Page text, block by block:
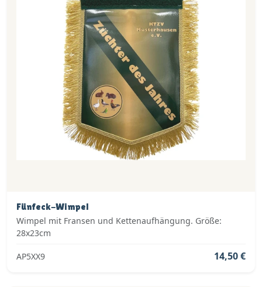
Fünfeck-Wimpel
Wimpel mit Fransen und Kettenaufhängung. Größe:
28x23cm
AP5XX9 14,50 €